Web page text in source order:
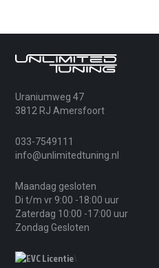
Uraniumweg 47
3812 RJ Amersfoort
033-7549111
info@unlimitedtuning.nl
Maandag gesloten
Di t/m vr 9:00 -18:00 uur
Zaterdag 10:00 -17:00 uur
Zondag Gesloten